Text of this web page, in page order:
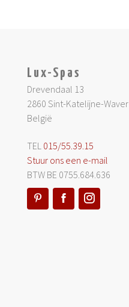
Lux-Spas
Drevendaal 13
2860 Sint-Katelijne-Waver
België
TEL 015/55.39.15
Stuur ons een e-mail
BTW BE 0755.684.636